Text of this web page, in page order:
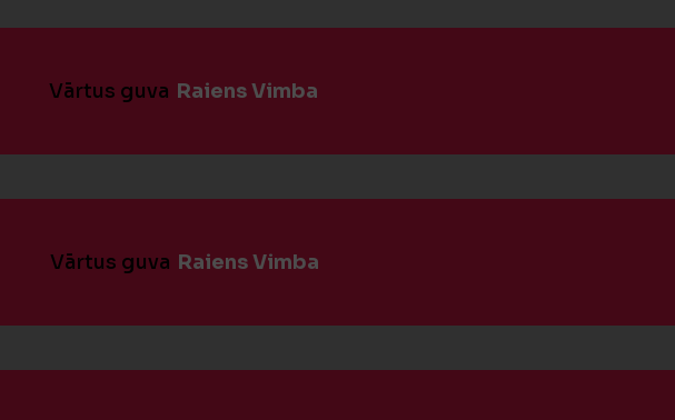
Vārtus guva Raiens Vimba
Vārtus guva Raiens Vimba